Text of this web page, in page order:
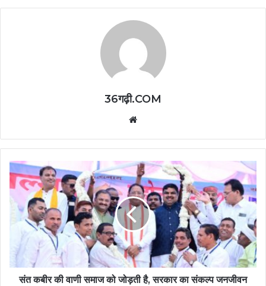
36गढ़ी.COM
संत कबीर की वाणी समाज को जोड़ती है, सरकार का संकल्प जनजीवन